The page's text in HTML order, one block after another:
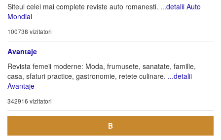
Siteul celei mai complete reviste auto romanesti. ...detalii Auto
Mondial
100738 vizitatori
Avantaje
Revista femeii moderne: Moda, frumusete, sanatate, familie,
casa, sfaturi practice, gastronomie, retete culinare. ...detalii
Avantaje
342916 vizitatori
B